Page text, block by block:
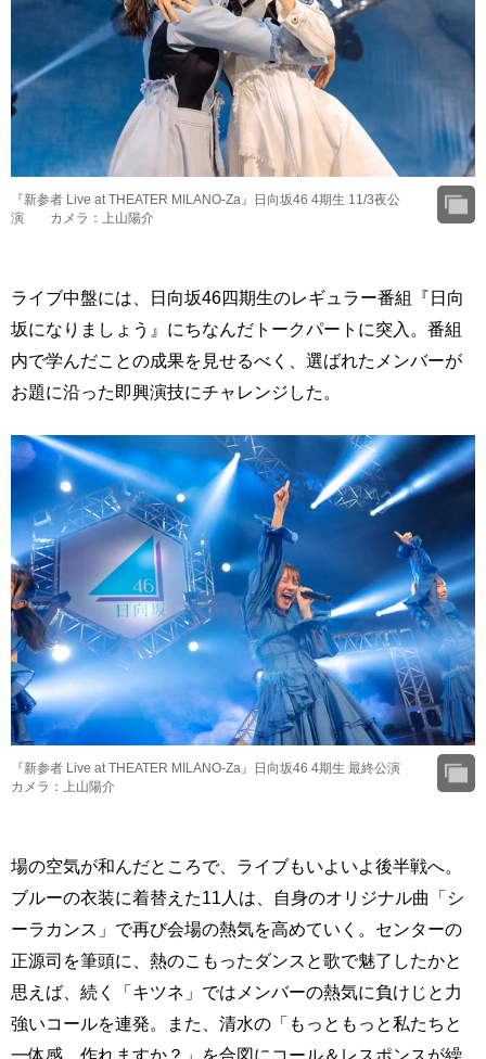
『新参者 Live at THEATER MILANO-Za』日向坂46 4期生 11/3夜公
演 カメラ：上山陽介
ライブ中盤には、日向坂46四期生のレギュラー番組『日向
坂になりましょう』にちなんだトークパートに突入。番組
内で学んだことの成果を見せるべく、選ばれたメンバーが
お題に沿った即興演技にチャレンジした。
『新参者 Live at THEATER MILANO-Za』日向坂46 4期生 最終公演
カメラ：上山陽介
場の空気が和んだところで、ライブもいよいよ後半戦へ。
ブルーの衣装に着替えた11人は、自身のオリジナル曲「シ
ーラカンス」で再び会場の熱気を高めていく。センターの
正源司を筆頭に、熱のこもったダンスと歌で魅了したかと
思えば、続く「キツネ」ではメンバーの熱気に負けじと力
強いコールを連発。また、清水の「もっともっと私たちと
一体感、作れますか？」を合図にコール＆レスポンスが繰